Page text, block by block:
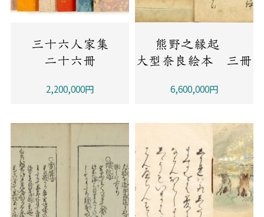
三十六人家集
二十六冊
2,200,000円
熊野之縁起
大型奈良絵本 三冊
6,600,000円